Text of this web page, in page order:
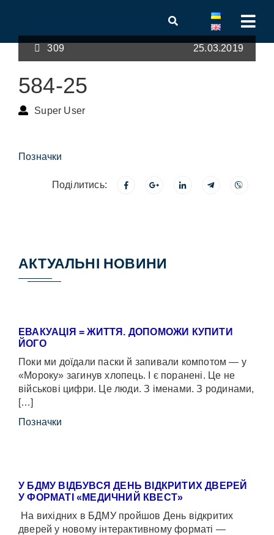
309 25.03.2019
584-25
Super User
Позначки
Поділитись:
АКТУАЛЬНІ НОВИНИ
ЕВАКУАЦІЯ = ЖИТТЯ. ДОПОМОЖИ КУПИТИ
ЙОГО
Поки ми доїдали паски й запивали компотом — у
«Мороку» загинув хлопець. І є поранені. Це не
військові цифри. Це люди. З іменами. З родинами,
[…]
Позначки
У БДМУ ВІДБУВСЯ ДЕНЬ ВІДКРИТИХ ДВЕРЕЙ
У ФОРМАТІ «МЕДИЧНИЙ КВЕСТ»
На вихідних в БДМУ пройшов День відкритих
дверей у новому інтерактивному форматі —